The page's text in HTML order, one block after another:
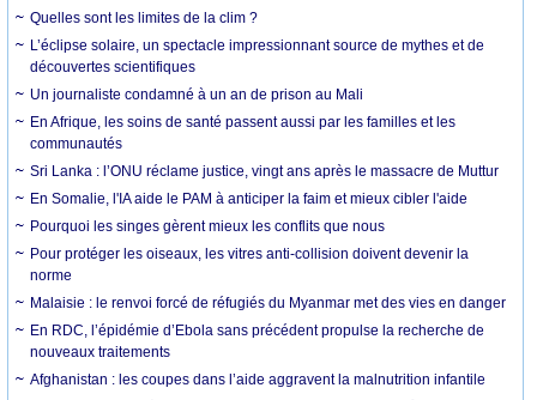
Quelles sont les limites de la clim ?
L’éclipse solaire, un spectacle impressionnant source de mythes et de
découvertes scientifiques
Un journaliste condamné à un an de prison au Mali
En Afrique, les soins de santé passent aussi par les familles et les
communautés
Sri Lanka : l’ONU réclame justice, vingt ans après le massacre de Muttur
En Somalie, l'IA aide le PAM à anticiper la faim et mieux cibler l'aide
Pourquoi les singes gèrent mieux les conflits que nous
Pour protéger les oiseaux, les vitres anti-collision doivent devenir la
norme
Malaisie : le renvoi forcé de réfugiés du Myanmar met des vies en danger
En RDC, l’épidémie d’Ebola sans précédent propulse la recherche de
nouveaux traitements
Afghanistan : les coupes dans l’aide aggravent la malnutrition infantile